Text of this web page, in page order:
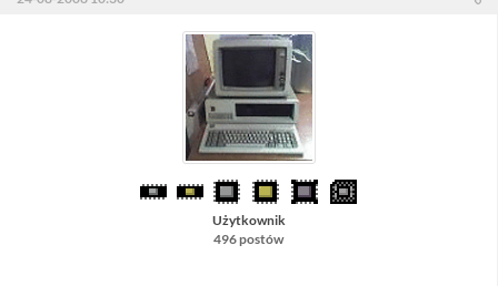
Użytkownik
496 postów